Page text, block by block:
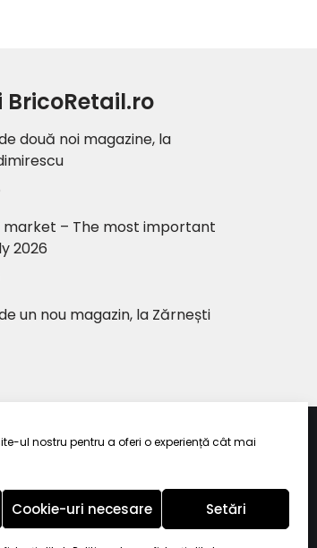
ul nostru pentru a oferi o experiență cât mai
Cookie-uri necesare Setări
BricoRetail.ro
două noi magazine, la
market – The most important
2026
un nou magazin, la Zărnești